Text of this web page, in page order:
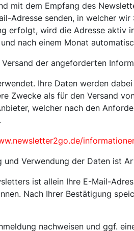
mit dem Empfang des
Adresse senden, in welcher
erfolgt, wird die Adresse aktiv
nach einem Monat
der angeforderten
Ihre Daten werden
Zwecke als für den Versand
welcher nach den
Verwendung der Daten ist
ist allein Ihre E-Mail-
Nach Ihrer Bestätigung
nachweisen und ggf.